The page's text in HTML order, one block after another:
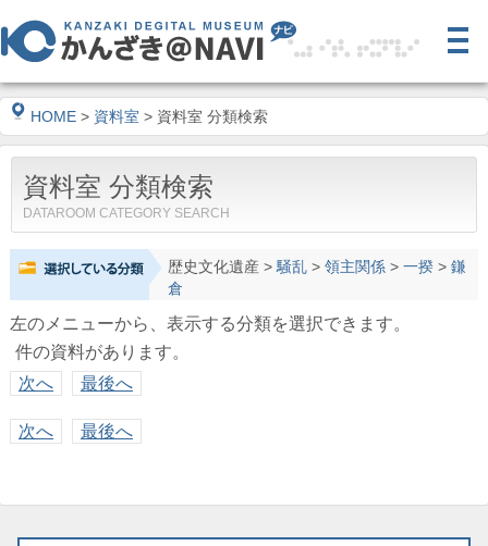
HOME > 資料室 > 資料室 分類検索
資料室 分類検索
DATAROOM CATEGORY SEARCH
歴史文化遺産>騒乱> 領主関係> 一揆> 鎌
倉
左のメニューから、表示する分類を選択できます。
件の資料があります。
次へ
最後へ
次へ 最後へ